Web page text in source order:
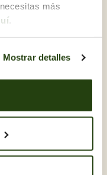
más
.
Mostrar detalles
Altres